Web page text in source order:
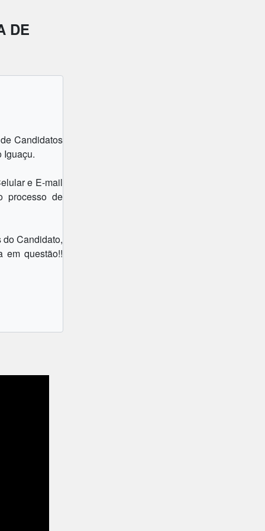
DE
Candidatos
Iguaçu.
e E-mail
processo de
Candidato,
em questão!!